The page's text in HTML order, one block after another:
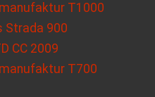
T1000
Strada 900
CC 2009
T700